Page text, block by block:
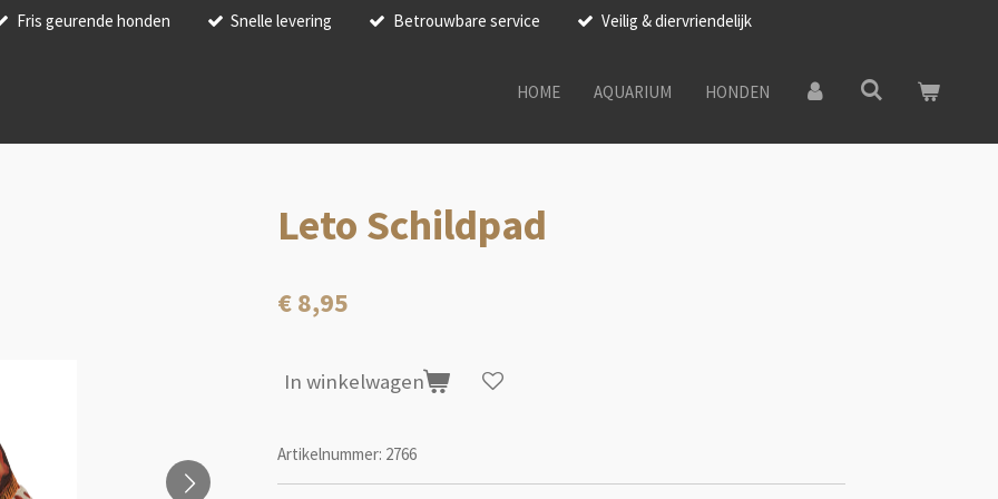
Fris geurende honden Snelle levering Betrouwbare service Veilig & diervriendelijk
HOME AQUARIUM HONDEN
Leto Schildpad
€ 8,95
In winkelwagen
Artikelnummer: 2766